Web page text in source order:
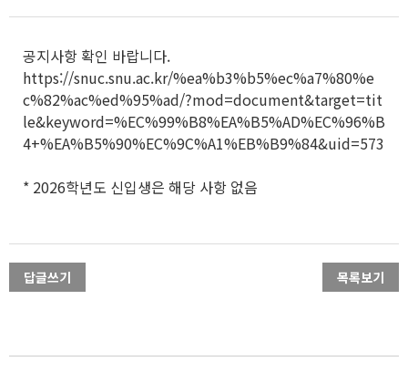
공지사항 확인 바랍니다.
https://snuc.snu.ac.kr/%ea%b3%b5%ec%a7%80%e
c%82%ac%ed%95%ad/?mod=document&target=tit
le&keyword=%EC%99%B8%EA%B5%AD%EC%96%B
4+%EA%B5%90%EC%9C%A1%EB%B9%84&uid=573
* 2026학년도 신입생은 해당 사항 없음
답글쓰기 목록보기